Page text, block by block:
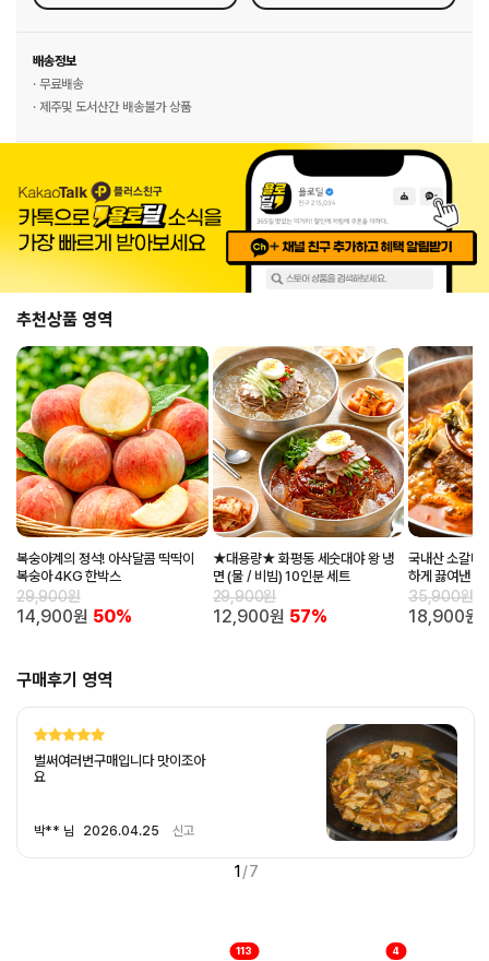
배송정보
· 무료배송
· 제주및 도서산간 배송불가 상품
추천상품 영역
복숭아계의 정석! 아삭달콤 딱딱이
복숭아 4KG 한박스
29,900원
14,900원 50%
★대용량★ 화평동 세숫대야 왕 냉
면 (물 / 비빔) 10인분 세트
29,900원
12,900원 57%
국내산 소갈비
하게 끓여낸
팩
35,900원
18,900원
구매후기 영역
벌써여러번구매입니다 맛이조아
요
박** 님 2026.04.25 신고
1 /7
113 4